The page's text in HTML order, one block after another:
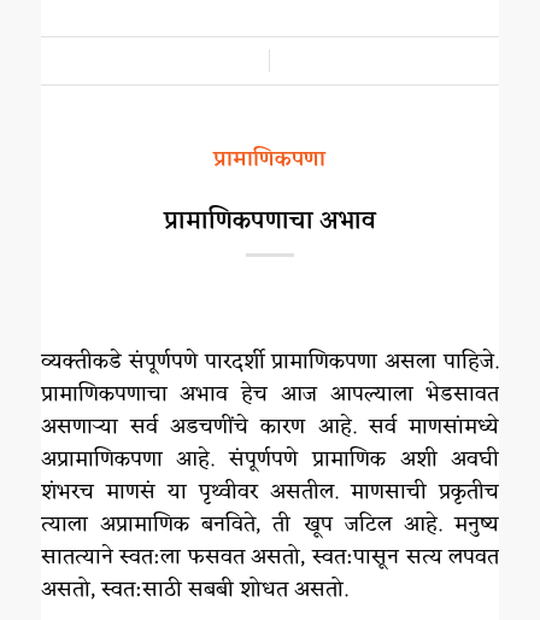
प्रामाणिकपणा
प्रामाणिकपणाचा अभाव
व्यक्तीकडे संपूर्णपणे पारदर्शी प्रामाणिकपणा असला पाहिजे.
प्रामाणिकपणाचा अभाव हेच आज आपल्याला भेडसावत
असणाऱ्या सर्व अडचणींचे कारण आहे. सर्व माणसांमध्ये
अप्रामाणिकपणा आहे. संपूर्णपणे प्रामाणिक अशी अवघी
शंभरच माणसं या पृथ्वीवर असतील. माणसाची प्रकृतीच
त्याला अप्रामाणिक बनविते, ती खूप जटिल आहे. मनुष्य
सातत्याने स्वत:ला फसवत असतो, स्वत:पासून सत्य लपवत
असतो, स्वत:साठी सबबी शोधत असतो.